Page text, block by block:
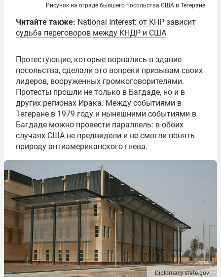
Рисунок на ограде бывшего посольства США в Тегеране
Читайте также: National Interest: от КНР зависит
судьба переговоров между КНДР и США
Протестующие, которые ворвались в здание
посольства, сделали это вопреки призывам своих
лидеров, вооруженных громкоговорителями.
Протесты прошли не только в Багдаде, но и в
других регионах Ирака. Между событиями в
Тегеране в 1979 году и нынешними событиями в
Багдаде можно провести параллель: в обоих
случаях США не предвидели и не смогли понять
природу антиамериканского гнева.
Diplomacy.state.gov